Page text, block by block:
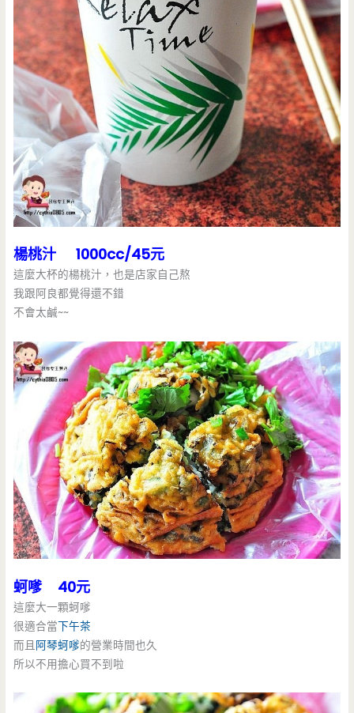
楊桃汁 1000cc/45元
這麼大杯的楊桃汁，也是店家自己熬
我跟阿良都覺得還不錯
不會太鹹~~
蚵嗲 40元
這麼大一顆蚵嗲
很適合當下午茶
而且 阿琴蚵嗲的營業時間也久
所以不用擔心買不到啦